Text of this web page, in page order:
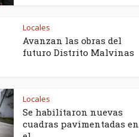
Locales
Avanzan las obras del
futuro Distrito Malvinas
Locales
Se habilitaron nuevas
cuadras pavimentadas en